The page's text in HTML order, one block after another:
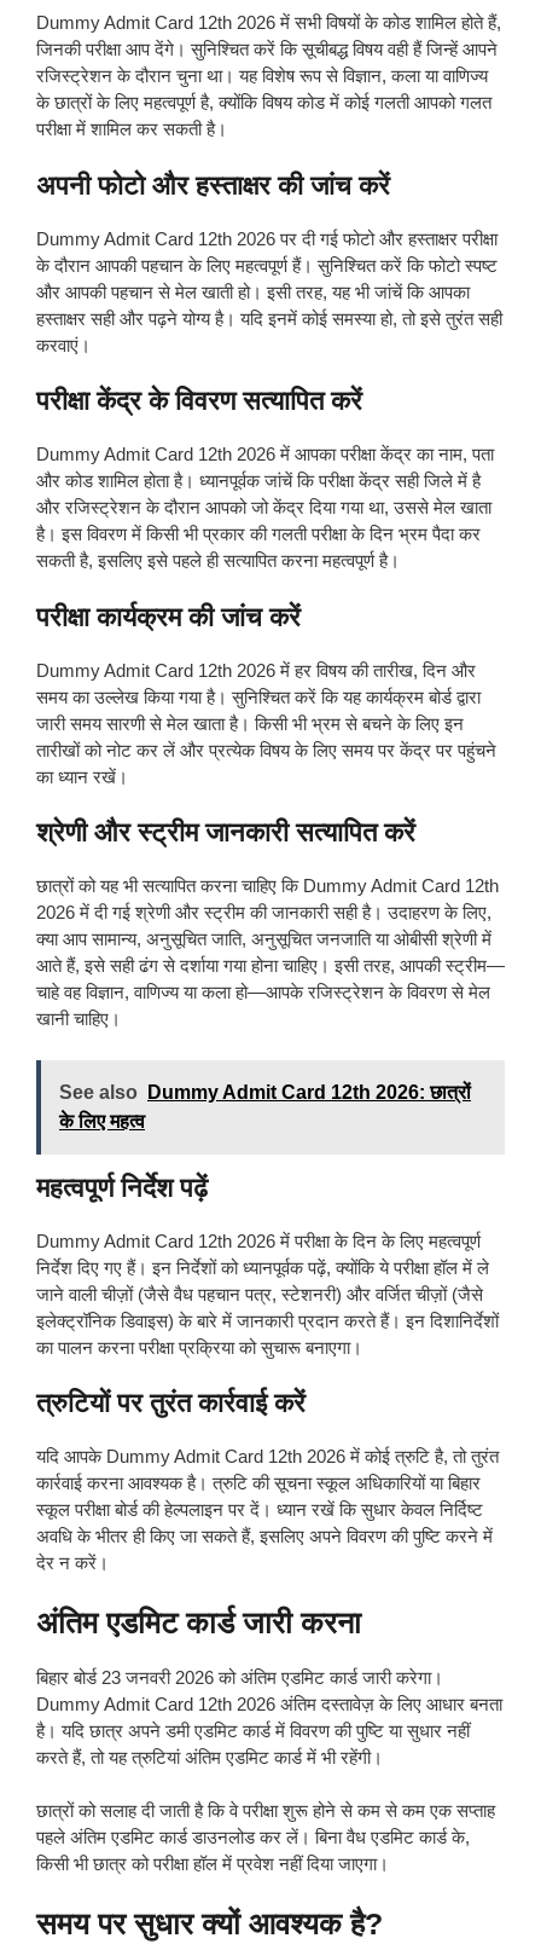
Dummy Admit Card 12th 2026 में सभी विषयों के कोड शामिल होते हैं,
जिनकी परीक्षा आप देंगे। सुनिश्चित करें कि सूचीबद्ध विषय वही हैं जिन्हें आपने
रजिस्ट्रेशन के दौरान चुना था। यह विशेष रूप से विज्ञान, कला या वाणिज्य
के छात्रों के लिए महत्वपूर्ण है, क्योंकि विषय कोड में कोई गलती आपको गलत
परीक्षा में शामिल कर सकती है।
अपनी फोटो और हस्ताक्षर की जांच करें
Dummy Admit Card 12th 2026 पर दी गई फोटो और हस्ताक्षर परीक्षा
के दौरान आपकी पहचान के लिए महत्वपूर्ण हैं। सुनिश्चित करें कि फोटो स्पष्ट
और आपकी पहचान से मेल खाती हो। इसी तरह, यह भी जांचें कि आपका
हस्ताक्षर सही और पढ़ने योग्य है। यदि इनमें कोई समस्या हो, तो इसे तुरंत सही
करवाएं।
परीक्षा केंद्र के विवरण सत्यापित करें
Dummy Admit Card 12th 2026 में आपका परीक्षा केंद्र का नाम, पता
और कोड शामिल होता है। ध्यानपूर्वक जांचें कि परीक्षा केंद्र सही जिले में है
और रजिस्ट्रेशन के दौरान आपको जो केंद्र दिया गया था, उससे मेल खाता
है। इस विवरण में किसी भी प्रकार की गलती परीक्षा के दिन भ्रम पैदा कर
सकती है, इसलिए इसे पहले ही सत्यापित करना महत्वपूर्ण है।
परीक्षा कार्यक्रम की जांच करें
Dummy Admit Card 12th 2026 में हर विषय की तारीख, दिन और
समय का उल्लेख किया गया है। सुनिश्चित करें कि यह कार्यक्रम बोर्ड द्वारा
जारी समय सारणी से मेल खाता है। किसी भी भ्रम से बचने के लिए इन
तारीखों को नोट कर लें और प्रत्येक विषय के लिए समय पर केंद्र पर पहुंचने
का ध्यान रखें।
श्रेणी और स्ट्रीम जानकारी सत्यापित करें
छात्रों को यह भी सत्यापित करना चाहिए कि Dummy Admit Card 12th
2026 में दी गई श्रेणी और स्ट्रीम की जानकारी सही है। उदाहरण के लिए,
क्या आप सामान्य, अनुसूचित जाति, अनुसूचित जनजाति या ओबीसी श्रेणी में
आते हैं, इसे सही ढंग से दर्शाया गया होना चाहिए। इसी तरह, आपकी स्ट्रीम—
चाहे वह विज्ञान, वाणिज्य या कला हो—आपके रजिस्ट्रेशन के विवरण से मेल
खानी चाहिए।
See also
Dummy Admit Card 12th 2026: छात्रों
के लिए महत्व
महत्वपूर्ण निर्देश पढ़ें
Dummy Admit Card 12th 2026 में परीक्षा के दिन के लिए महत्वपूर्ण
निर्देश दिए गए हैं। इन निर्देशों को ध्यानपूर्वक पढ़ें, क्योंकि ये परीक्षा हॉल में ले
जाने वाली चीज़ों (जैसे वैध पहचान पत्र, स्टेशनरी) और वर्जित चीज़ों (जैसे
इलेक्ट्रॉनिक डिवाइस) के बारे में जानकारी प्रदान करते हैं। इन दिशानिर्देशों
का पालन करना परीक्षा प्रक्रिया को सुचारू बनाएगा।
त्रुटियों पर तुरंत कार्रवाई करें
यदि आपके Dummy Admit Card 12th 2026 में कोई त्रुटि है, तो तुरंत
कार्रवाई करना आवश्यक है। त्रुटि की सूचना स्कूल अधिकारियों या बिहार
स्कूल परीक्षा बोर्ड की हेल्पलाइन पर दें। ध्यान रखें कि सुधार केवल निर्दिष्ट
अवधि के भीतर ही किए जा सकते हैं, इसलिए अपने विवरण की पुष्टि करने में
देर न करें।
अंतिम एडमिट कार्ड जारी करना
बिहार बोर्ड 23 जनवरी 2026 को अंतिम एडमिट कार्ड जारी करेगा।
Dummy Admit Card 12th 2026 अंतिम दस्तावेज़ के लिए आधार बनता
है। यदि छात्र अपने डमी एडमिट कार्ड में विवरण की पुष्टि या सुधार नहीं
करते हैं, तो यह त्रुटियां अंतिम एडमिट कार्ड में भी रहेंगी।
छात्रों को सलाह दी जाती है कि वे परीक्षा शुरू होने से कम से कम एक सप्ताह
पहले अंतिम एडमिट कार्ड डाउनलोड कर लें। बिना वैध एडमिट कार्ड के,
किसी भी छात्र को परीक्षा हॉल में प्रवेश नहीं दिया जाएगा।
समय पर सुधार क्यों आवश्यक है?